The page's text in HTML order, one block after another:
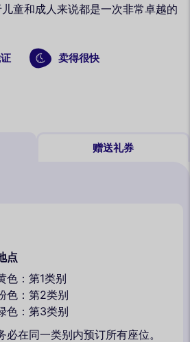
童和成人来说都是一次非常卓越的
卖得很快
赠送礼券
点
色：第1类别
色：第2类别
色：第3类别
必在同一类别内预订所有座位。